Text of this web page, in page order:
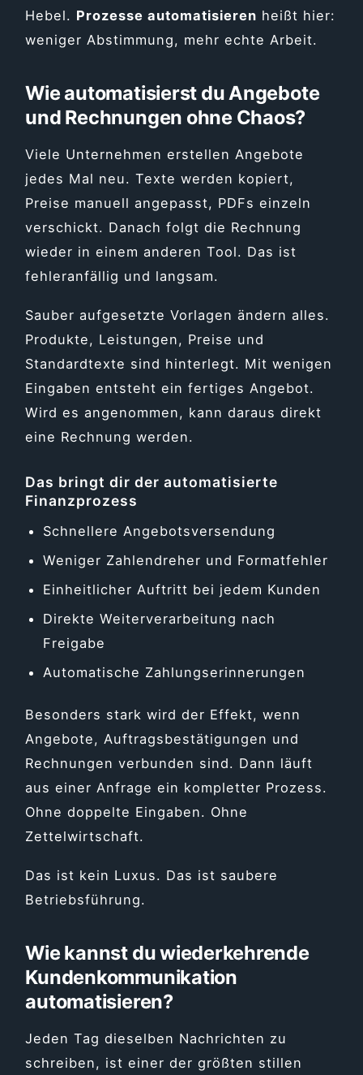
Hebel. Prozesse automatisieren heißt hier:
weniger Abstimmung, mehr echte Arbeit.
Wie automatisierst du Angebote
und Rechnungen ohne Chaos?
Viele Unternehmen erstellen Angebote
jedes Mal neu. Texte werden kopiert,
Preise manuell angepasst, PDFs einzeln
verschickt. Danach folgt die Rechnung
wieder in einem anderen Tool. Das ist
fehleranfällig und langsam.
Sauber aufgesetzte Vorlagen ändern alles.
Produkte, Leistungen, Preise und
Standardtexte sind hinterlegt. Mit wenigen
Eingaben entsteht ein fertiges Angebot.
Wird es angenommen, kann daraus direkt
eine Rechnung werden.
Das bringt dir der automatisierte
Finanzprozess
Schnellere Angebotsversendung
Weniger Zahlendreher und Formatfehler
Einheitlicher Auftritt bei jedem Kunden
Direkte Weiterverarbeitung nach
Freigabe
Automatische Zahlungserinnerungen
Besonders stark wird der Effekt, wenn
Angebote, Auftragsbestätigungen und
Rechnungen verbunden sind. Dann läuft
aus einer Anfrage ein kompletter Prozess.
Ohne doppelte Eingaben. Ohne
Zettelwirtschaft.
Das ist kein Luxus. Das ist saubere
Betriebsführung.
Wie kannst du wiederkehrende
Kundenkommunikation
automatisieren?
Jeden Tag dieselben Nachrichten zu
schreiben, ist einer der größten stillen